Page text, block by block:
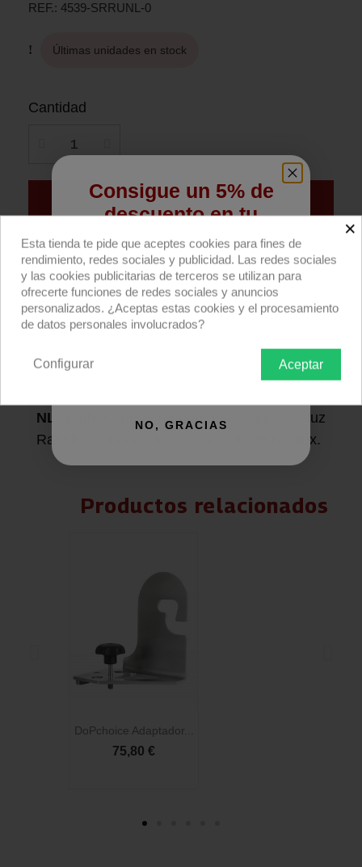
REF. 4539-SRRUNL-0
Últimas unidades en stock
Cantidad
Añadir al carrito
Compra ahora
RABBIT-ROUNDER® para Nanlux
de DoPchoice.
Devoluciones Envío
NL/Nanlux
; para montar las cajas de luz
Rabbit Rounder a los focos COB de Nanlux.
Productos relacionados
DoPchoice Adaptador...
75,80 €
×
Esta tienda te pide que aceptes cookies para fines de
rendimiento, redes sociales y publicidad. Las redes sociales
y las cookies publicitarias de terceros se utilizan para
ofrecerte funciones de redes sociales y anuncios
personalizados. ¿Aceptas estas cookies y el procesamiento
de datos personales involucrados?
Aceptar
Configurar
Consigue un 5% de
descuento en tu
primera compra
Regístrate para recibir el descuento.
Email
NO, GRACIAS